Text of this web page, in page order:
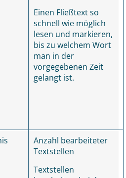
Einen Fließtext so
schnell wie möglich
lesen und markieren,
bis zu welchem Wort
man in der
vorgegebenen Zeit
gelangt ist.
Anzahl bearbeiteter
Textstellen
Textstellen